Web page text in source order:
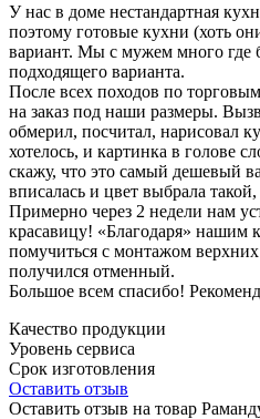
У нас в доме нестандартная
поэтому готовые кухни (хоть
вариант. Мы с мужем много где
подходящего варианта.
После всех походов по
на заказ под наши размеры.
обмерил, посчитал, нарисовал
хотелось, и картинка в голове
скажу, что это самый дешевый
вписалась и цвет выбрала
Примерно через 2 недели нам
красавицу! «Благодаря»
помучиться с монтажом
получился отменный.
Большое всем спасибо!
Качество продукции
Уровень сервиса
Срок изготовления
Оставить отзыв
Оставить отзыв на товар